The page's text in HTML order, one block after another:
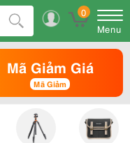
0
Menu
Mã Giảm Giá
Mã Giảm